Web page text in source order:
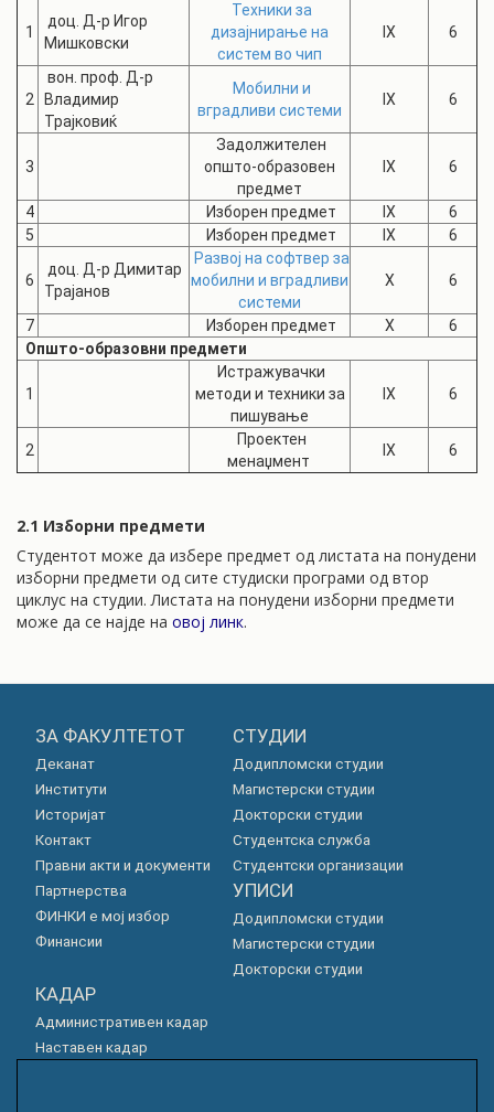
1
доц. Д-р Игор
Мишковски
Техники за
дизајнирање на
систем во чип
IX 6
2
вон. проф. Д-р
Владимир
Трајковиќ
Мобилни и
вградливи системи
IX 6
3
Задолжителен
општо-образовен
предмет
IX 6
4 Изборен предмет IX
6
5
Изборен предмет IX 6
6
доц. Д-р Димитар
Трајанов
Развој на софтвер за
мобилни и вградливи
системи
X 6
7 Изборен предмет X
6
Општо-образовни предмети
1
Истражувачки
методи и техники за
пишување
IX 6
2
Проектен
менаџмент
IX 6
2.1 Изборни предмети
Студентот може да избере предмет од листата на понудени
изборни предмети од сите студиски програми од втор
циклус на студии. Листата на понудени изборни предмети
може да се најде на овој линк.
ЗА ФАКУЛТЕТОТ
Деканат
Институти
Историјат
Контакт
Правни акти и документи
Партнерства
ФИНКИ е мој избор
Финансии
СТУДИИ
Додипломски студии
Магистерски студии
Докторски студии
Студентска служба
Студентски организации
УПИСИ
Додипломски студии
Магистерски студии
Докторски студии
КАДАР
Административен кадар
Наставен кадар